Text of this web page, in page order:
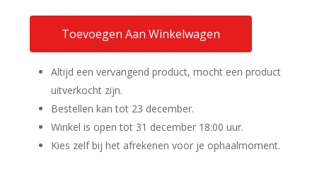
Toevoegen Aan Winkelwagen
Altijd een vervangend product, mocht een product
uitverkocht zijn.
Bestellen kan tot 23 december.
Winkel is open tot 31 december 18:00 uur.
Kies zelf bij het afrekenen voor je ophaalmoment.